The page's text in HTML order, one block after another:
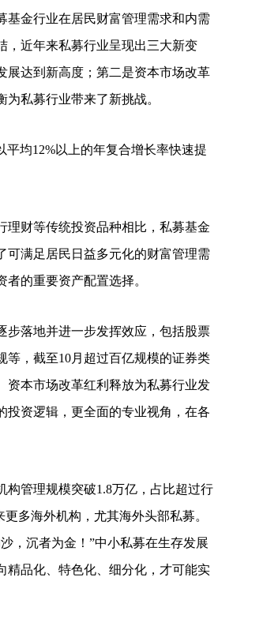
金行业在居民财富管理需求和内需
，近年来私募行业呈现出三大新变
展达到新高度；第二是资本市场改革
私募行业带来了新挑战。
均12%以上的年复合增长率快速提
财等传统投资品种相比，私募基金
可满足居民日益多元化的财富管理需
者的重要资产配置选择。
落地并进一步发挥效应，包括股票
等，截至10月超过百亿规模的证券类
资本市场改革红利释放为私募行业发
投资逻辑，更全面的专业视角，在各
管理规模突破1.8万亿，占比超过行
多海外机构，尤其海外头部私募。
，沉者为金！”中小私募在生存发展
精品化、特色化、细分化，才可能实